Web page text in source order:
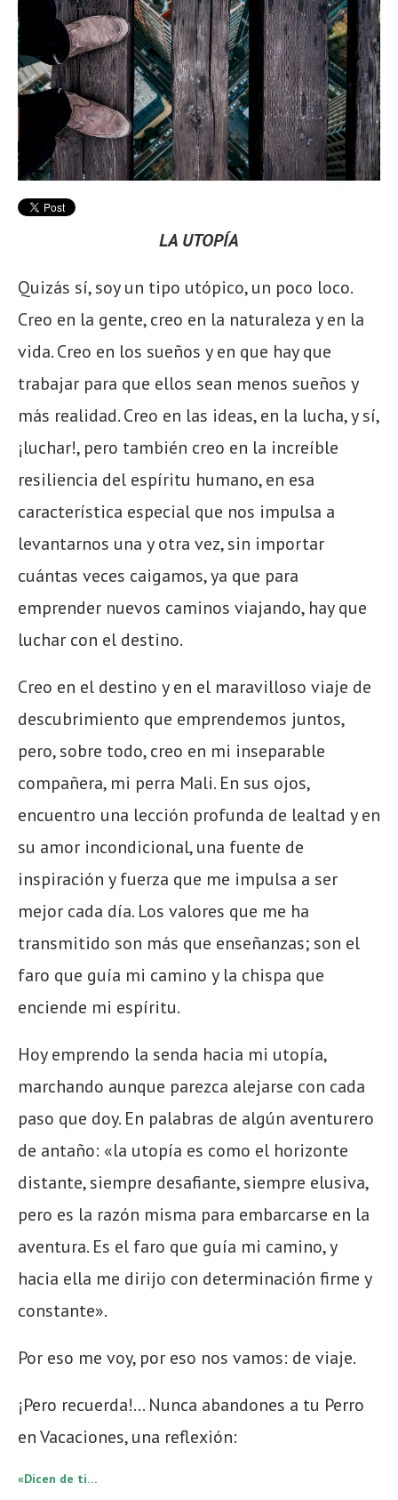
LA UTOPÍA
Quizás sí, soy un tipo utópico, un poco loco.
Creo en la gente, creo en la naturaleza y en la
vida. Creo en los sueños y en que hay que
trabajar para que ellos sean menos sueños y
más realidad. Creo en las ideas, en la lucha, y sí,
¡luchar!, pero también creo en la increíble
resiliencia del espíritu humano, en esa
característica especial que nos impulsa a
levantarnos una y otra vez, sin importar
cuántas veces caigamos, ya que para
emprender nuevos caminos viajando, hay que
luchar con el destino.
Creo en el destino y en el maravilloso viaje de
descubrimiento que emprendemos juntos,
pero, sobre todo, creo en mi inseparable
compañera, mi perra Mali. En sus ojos,
encuentro una lección profunda de lealtad y en
su amor incondicional, una fuente de
inspiración y fuerza que me impulsa a ser
mejor cada día. Los valores que me ha
transmitido son más que enseñanzas; son el
faro que guía mi camino y la chispa que
enciende mi espíritu.
Hoy emprendo la senda hacia mi utopía,
marchando aunque parezca alejarse con cada
paso que doy. En palabras de algún aventurero
de antaño: «la utopía es como el horizonte
distante, siempre desafiante, siempre elusiva,
pero es la razón misma para embarcarse en la
aventura. Es el faro que guía mi camino, y
hacia ella me dirijo con determinación firme y
constante».
Por eso me voy, por eso nos vamos: de viaje.
¡Pero recuerda!… Nunca abandones a tu Perro
en Vacaciones, una reflexión:
«Dicen de ti…